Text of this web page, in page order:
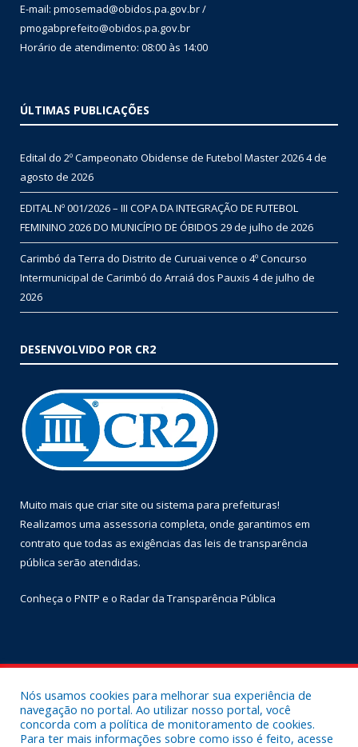
E-mail: pmosemad@obidos.pa.gov.br /
pmogabprefeito@obidos.pa.gov.br
Horário de atendimento: 08:00 às 14:00
ÚLTIMAS PUBLICAÇÕES
Edital do 2º Campeonato Obidense de Futebol Master 20264 de
agosto de 2026
EDITAL Nº 001/2026 – III COPA DA INTEGRAÇÃO DE FUTEBOL
FEMININO 2026 DO MUNICÍPIO DE ÓBIDOS 29 de julho de 2026
Carimbó da Terra do Distrito de Curuai vence o 4º Concurso
Intermunicipal de Carimbó do Arraiá dos Pauxis 4 de julho de
2026
DESENVOLVIDO POR CR2
Muito mais que criar site ou sistema para prefeituras!
Realizamos uma assessoria completa, onde garantimos em
contrato que todas as exigências das leis de transparência
pública serão atendidas.
Conheça o PNTP e o Radar da Transparência Pública
Mapa do Site
Acessar Área Administrativa
Acessar Webmail
Nós usamos cookies para melhorar sua experiência de
navegação no portal. Ao utilizar nosso portal, você
concorda com a política de monitoramento de cookies.
Para ter mais informações sobre como isso é feito, acesse